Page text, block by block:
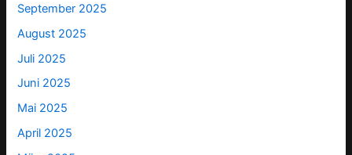
September 2025
August 2025
Juli 2025
Juni 2025
Mai 2025
April 2025